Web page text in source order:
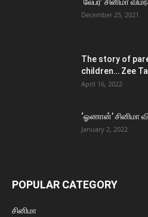
‘லேபர்’ சினிமா
December 25, 2021
The story of
children… Zee
April 16, 2022
‘ஓணான்’ சினிமா
January 2, 2022
POPULAR CATEGORY
சினிமா